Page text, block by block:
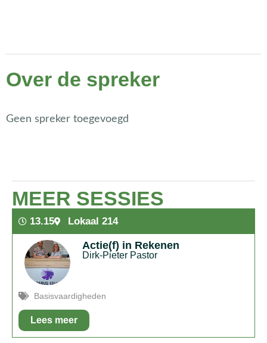
Over de spreker
Geen spreker toegevoegd
MEER SESSIES
13.15 Lokaal 214
Actie(f) in Rekenen
Dirk-Pieter Pastor
Basisvaardigheden
Lees meer